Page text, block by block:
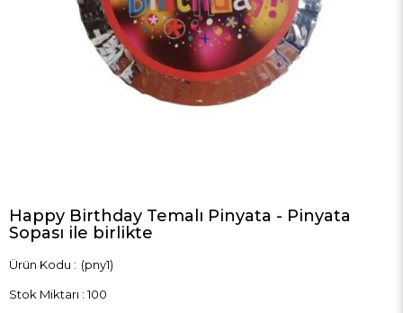
Happy Birthday Temalı Pinyata - Pinyata
Sopası ile birlikte
(pny1)
Stok Miktarı : 100